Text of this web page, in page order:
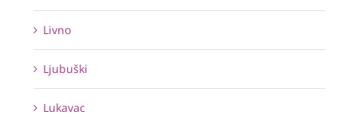
Livno
Ljubuški
Lukavac